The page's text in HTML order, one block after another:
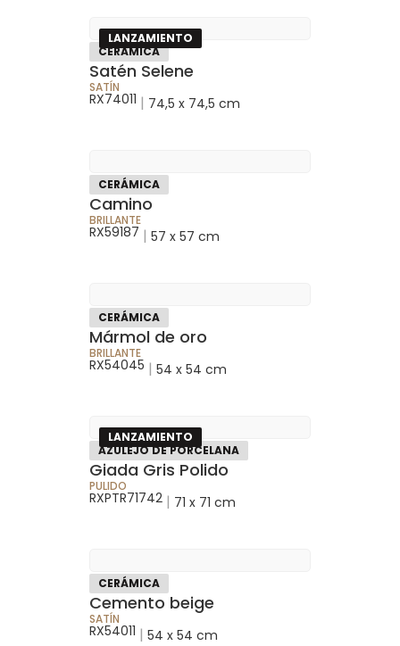
LANZAMIENTO
CERÁMICA
Satén Selene
SATÍN
RX74011 | 74,5 x 74,5 cm
CERÁMICA
Camino
BRILLANTE
RX59187 | 57 x 57 cm
CERÁMICA
Mármol de oro
BRILLANTE
RX54045 | 54 x 54 cm
LANZAMIENTO
AZULEJO DE PORCELANA
Giada Gris Polido
PULIDO
RXPTR71742 | 71 x 71 cm
CERÁMICA
Cemento beige
SATÍN
RX54011 | 54 x 54 cm